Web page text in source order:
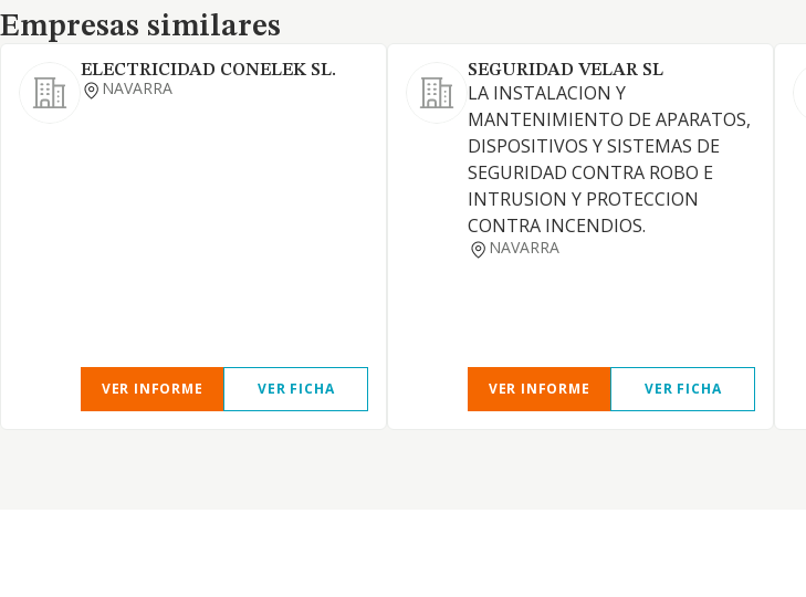
Empresas similares
Empresas similares
ELECTRICIDAD CONELEK SL.
NAVARRA
VER INFORME VER FICHA
SEGURIDAD VELAR SL
LA INSTALACION Y
MANTENIMIENTO DE APARATOS,
DISPOSITIVOS Y SISTEMAS DE
SEGURIDAD CONTRA ROBO E
INTRUSION Y PROTECCION
CONTRA INCENDIOS.
NAVARRA
VER INFORME VER FICHA